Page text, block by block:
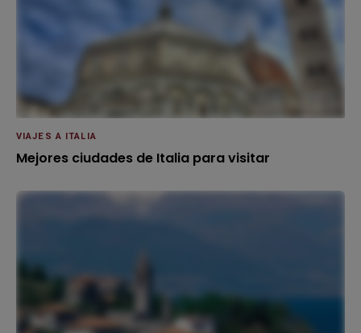
VIAJES A ITALIA
Mejores ciudades de Italia para visitar